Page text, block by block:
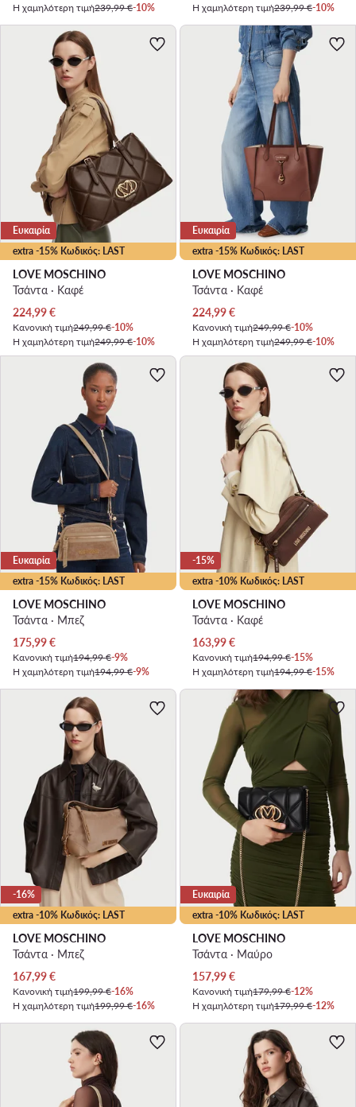
Η χαμηλότερη τιμή239,99 €-10%
Η χαμηλότερη τιμή239,99 €-10%
extra -15% Κωδικός: LAST
Ευκαιρία
LOVE MOSCHINO
Τσάντα · Καφέ
Τρέχουσα τιμή
224,99€
Κανονική τιμή249,99 €-10%
Η χαμηλότερη τιμή249,99 €-10%
extra -15% Κωδικός: LAST
Ευκαιρία
LOVE MOSCHINO
Τσάντα · Καφέ
Τρέχουσα τιμή
224,99€
Κανονική τιμή249,99 €-10%
Η χαμηλότερη τιμή249,99 €-10%
extra -15% Κωδικός: LAST
Ευκαιρία
LOVE MOSCHINO
Τσάντα · Μπεζ
Τρέχουσα τιμή
175,99€
Κανονική τιμή194,99 €-9%
Η χαμηλότερη τιμή194,99 €-9%
extra -10% Κωδικός: LAST
-15%
LOVE MOSCHINO
Τσάντα · Καφέ
Τρέχουσα τιμή
163,99€
Κανονική τιμή194,99 €-15%
Η χαμηλότερη τιμή194,99 €-15%
extra -10% Κωδικός: LAST
-16%
LOVE MOSCHINO
Τσάντα · Μπεζ
Τρέχουσα τιμή
167,99€
Κανονική τιμή199,99 €-16%
Η χαμηλότερη τιμή199,99 €-16%
extra -10% Κωδικός: LAST
Ευκαιρία
LOVE MOSCHINO
Τσάντα · Μαύρο
Τρέχουσα τιμή
157,99€
Κανονική τιμή179,99 €-12%
Η χαμηλότερη τιμή179,99 €-12%